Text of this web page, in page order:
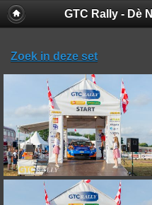
GTC Rally - Dè
Zoek in deze set